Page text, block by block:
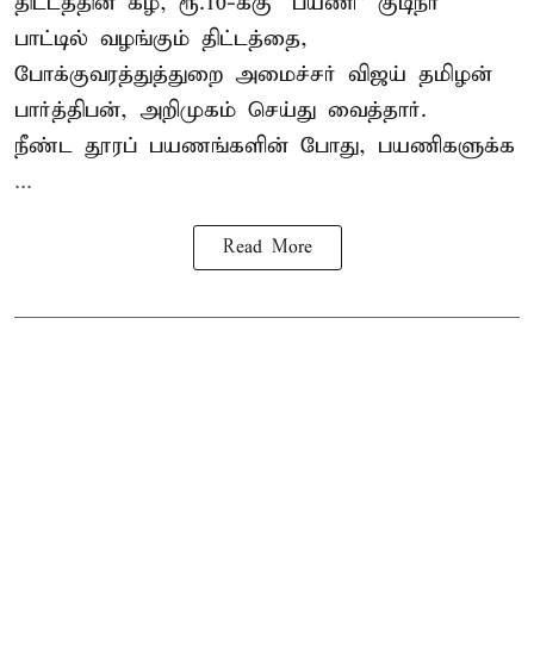
பாட்டில் வழங்கும் திட்டத்தை,
போக்குவரத்துத்துறை அமைச்சர் விஜய் தமிழன்
பார்த்திபன், அறிமுகம் செய்து வைத்தார்.
நீண்ட தூரப் பயணங்களின் போது, பயணிகளுக்க
...
Read More